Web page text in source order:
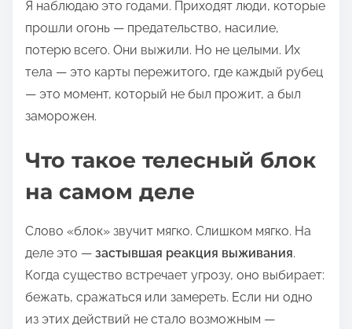
Я наблюдаю это годами. Приходят люди, которые
прошли огонь — предательство, насилие,
потерю всего. Они выжили. Но не целыми. Их
тела — это карты пережитого, где каждый рубец
— это момент, который не был прожит, а был
заморожен.
Что такое телесный блок
на самом деле
Слово «блок» звучит мягко. Слишком мягко. На
деле это — застывшая реакция выживания.
Когда существо встречает угрозу, оно выбирает:
бежать, сражаться или замереть. Если ни одно
из этих действий не стало возможным —